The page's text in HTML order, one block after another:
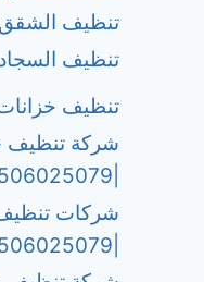
تنظيف الشقق
تنظيف
تنظيف خزانات
شركة تنظيف
شركات